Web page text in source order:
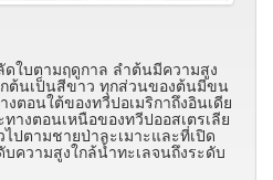
ใบตามฤดูกาล ลำต้นมีความสูง
ต้นเป็นสีขาว ทุกส่วนของต้นมีขน
ตอนใต้ของทวีปอเมริกาถึงอินเดีย
างตอนเหนือของทวีปออสเตรเลีย
ปตามชายป่าละเมาะและที่เปิด
ความสูงใกล้น้ำทะเลจนถึงระดับ